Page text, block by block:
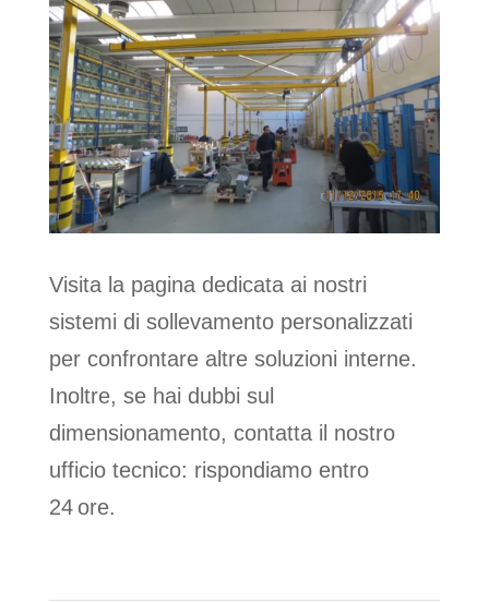
Visita la pagina dedicata ai nostri
sistemi di sollevamento personalizzati
per confrontare altre soluzioni interne.
Inoltre, se hai dubbi sul
dimensionamento, contatta il nostro
ufficio tecnico: rispondiamo entro
24 ore.